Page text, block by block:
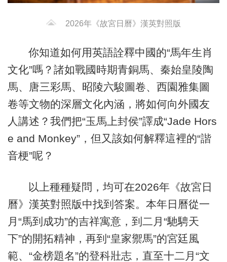
2026年《故宮日曆》漢英對照版
你知道如何用英語詮釋中國的“馬年生肖
文化”嗎？諸如戰國時期青銅馬、秦始皇陵陶
馬、唐三彩馬、昭陵六駿圖卷、西園雅集圖
卷等文物的深層文化內涵，將如何向外國友
人講述？我們把“玉馬上封侯”譯成“Jade Hors
e and Monkey”，但又該如何解釋這裡的“諧
音梗”呢？
以上種種疑問，均可在2026年《故宮日
曆》漢英對照版中找到答案。本年日曆從一
月“馬到成功”的吉祥寓意，到二月“馳騁天
下”的開拓精神，再到“皇家禦馬”的宮廷風
範、“金榜題名”的登科壯志，直至十二月“文